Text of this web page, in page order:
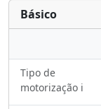
Básico
Tipo de
motorização ℹ️